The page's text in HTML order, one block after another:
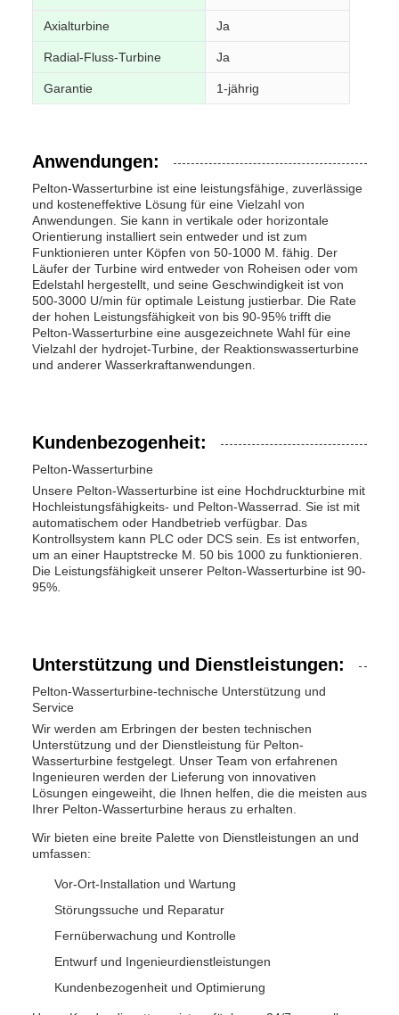
Axialturbine Ja
Radial-Fluss-Turbine Ja
Garantie 1-jährig
Anwendungen:
Pelton-Wasserturbine ist eine leistungsfähige, zuverlässige
und kosteneffektive Lösung für eine Vielzahl von
Anwendungen. Sie kann in vertikale oder horizontale
Orientierung installiert sein entweder und ist zum
Funktionieren unter Köpfen von 50-1000 M. fähig. Der
Läufer der Turbine wird entweder von Roheisen oder vom
Edelstahl hergestellt, und seine Geschwindigkeit ist von
500-3000 U/min für optimale Leistung justierbar. Die Rate
der hohen Leistungsfähigkeit von bis 90-95% trifft die
Pelton-Wasserturbine eine ausgezeichnete Wahl für eine
Vielzahl der hydrojet-Turbine, der Reaktionswasserturbine
und anderer Wasserkraftanwendungen.
Kundenbezogenheit:
Pelton-Wasserturbine
Unsere Pelton-Wasserturbine ist eine Hochdruckturbine mit
Hochleistungsfähigkeits- und Pelton-Wasserrad. Sie ist mit
automatischem oder Handbetrieb verfügbar. Das
Kontrollsystem kann PLC oder DCS sein. Es ist entworfen,
um an einer Hauptstrecke M. 50 bis 1000 zu funktionieren.
Die Leistungsfähigkeit unserer Pelton-Wasserturbine ist 90-
95%.
Unterstützung und Dienstleistungen:
Pelton-Wasserturbine-technische Unterstützung und
Service
Wir werden am Erbringen der besten technischen
Unterstützung und der Dienstleistung für Pelton-
Wasserturbine festgelegt. Unser Team von erfahrenen
Ingenieuren werden der Lieferung von innovativen
Lösungen eingeweiht, die Ihnen helfen, die die meisten aus
Ihrer Pelton-Wasserturbine heraus zu erhalten.
Wir bieten eine breite Palette von Dienstleistungen an und
umfassen:
Vor-Ort-Installation und Wartung
Störungssuche und Reparatur
Fernüberwachung und Kontrolle
Entwurf und Ingenieurdienstleistungen
Kundenbezogenheit und Optimierung